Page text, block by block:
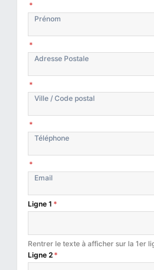
*
*
*
*
*
Ligne 1 *
Rentrer le texte à afficher sur la 1er
Ligne 2 *